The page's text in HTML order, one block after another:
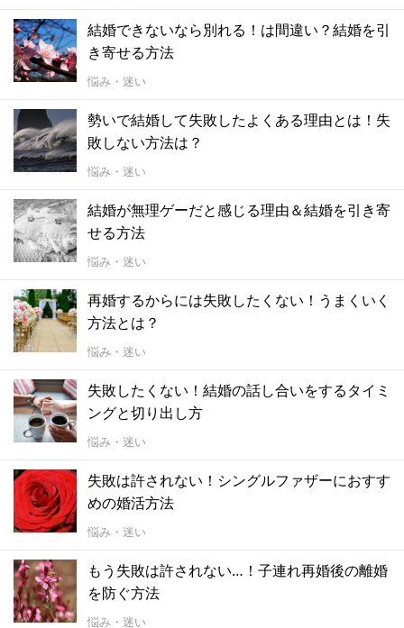
結婚できないなら別れる！は間違い？結婚を引
き寄せる方法
悩み・迷い
勢いで結婚して失敗したよくある理由とは！失
敗しない方法は？
悩み・迷い
結婚が無理ゲーだと感じる理由＆結婚を引き寄
せる方法
悩み・迷い
再婚するからには失敗したくない！うまくいく
方法とは？
悩み・迷い
失敗したくない！結婚の話し合いをするタイミ
ングと切り出し方
悩み・迷い
失敗は許されない！シングルファザーにおすす
めの婚活方法
悩み・迷い
もう失敗は許されない…！子連れ再婚後の離婚
を防ぐ方法
悩み・迷い